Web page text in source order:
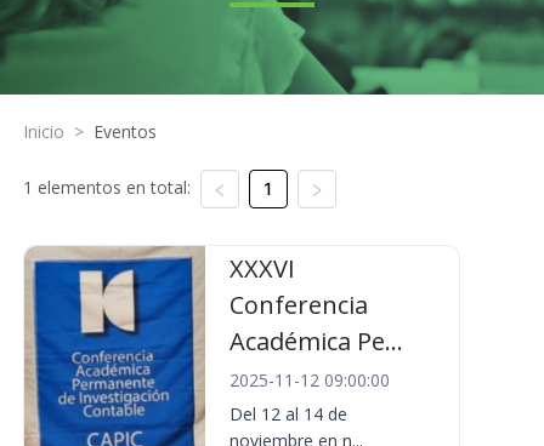
Inicio > Eventos
1 elementos en total: 1
XXXVI
Conferencia
Académica Pe...
2025-11-12 09:00:00
Del 12 al 14 de
noviembre en n...